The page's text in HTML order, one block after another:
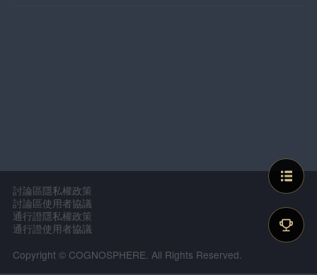
討論區隱私權政策
討論區使用者協議
通行證隱私權政策
通行證使用者協議
Copyright © COGNOSPHERE. All Rights Reserved.